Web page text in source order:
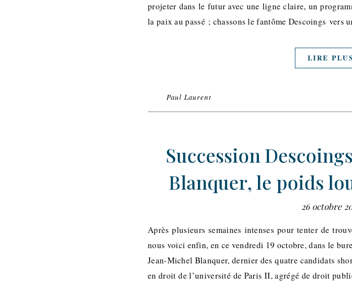
projeter dans le futur avec une ligne claire, un
la paix au passé ; chassons le fantôme Descoings
LIRE PLUS
Paul Laurent
Succession
Blanquer, le poids
26 octobre
Après plusieurs semaines intenses pour tenter de
nous voici enfin, en ce vendredi 19 octobre, dans le
Jean-Michel Blanquer, dernier des quatre candidats
en droit de l’université de Paris II, agrégé de droit